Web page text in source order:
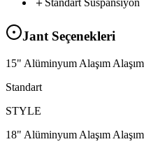
＋ Standart Süspansiyon
Jant Seçenekleri
15" Alüminyum Alaşım Alaşım
Standart
STYLE
18" Alüminyumicevox
Alaşım Alaşım